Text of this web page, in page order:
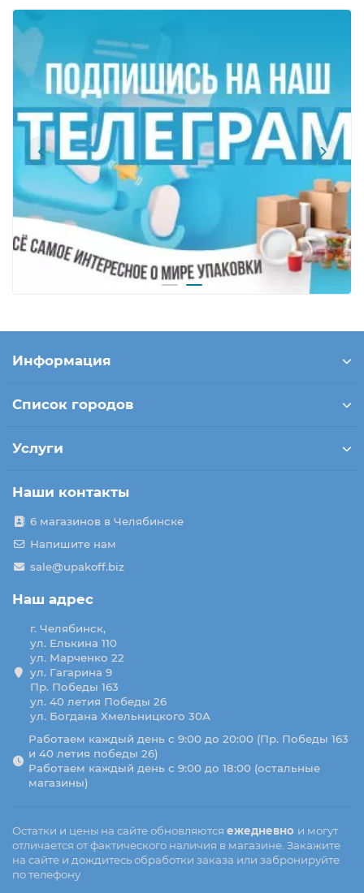
Информация
Список городов
Услуги
Наши контакты
6 магазинов в Челябинске
Напишите нам
sale@upakoff.biz
Наш адрес
г. Челябинск,
ул. Елькина 110
ул. Марченко 22
ул. Гагарина 9
Пр. Победы 163
ул. 40 летия Победы 26
ул. Богдана Хмельницкого 30А
Работаем каждый день с 9:00 до 20:00 (Пр. Победы 163
и 40 летия победы 26)
Работаем каждый день с 9:00 до 18:00 (остальные
магазины)
Остатки и цены на сайте обновляются ежедневно и могут
отличается от фактического наличия в магазине. Закажите
на сайте и дождитесь обработки заказа или забронируйте
по телефону